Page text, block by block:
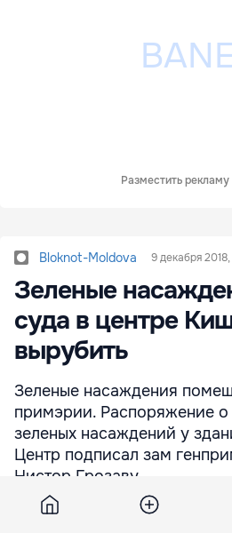
Разместить рекламу
Bloknot-Moldova 9 декабря 2018,
Зеленые
суда в центре
вырубить
Зеленые насаждения
примэрии. Распоряжение
зеленых насаждений у
Центр подписал зам
Нистор Грозаву.